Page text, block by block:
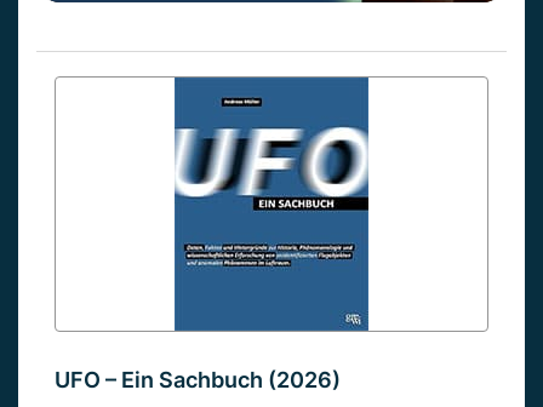
UFO – Ein Sachbuch (2026)